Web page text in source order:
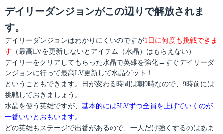
デイリーダンジョンがこの辺りで解放されま
す。
デイリーダンジョンはわかりにくいのですが1日に何度も挑戦できま
す （最高LVを更新しないとアイテム（水晶）はもらえない）
デイリーをクリアしてもらった水晶で英雄を強化→すぐデイリーダ
ンジョンに行って最高LV更新して水晶ゲット！
ということもできます。日が変わる時間は朝9時なので、9時前には
挑戦しておきましょう。
水晶を使う英雄ですが、 基本的には5LVずつ全員を上げていくのが
一番いいとおもいます。
どの英雄もステージで出番があるので、一人だけ強くするのはあま